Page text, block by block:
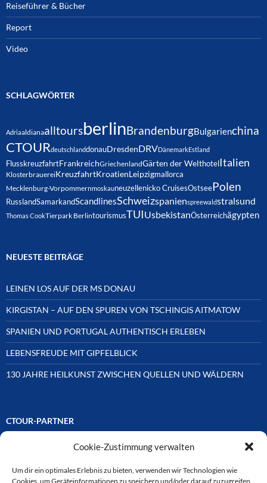
Cookie-Zustimmung verwalten
Um dir ein optimales Erlebnis zu bieten, verwenden wir Technologien wie
Cookies, um Geräteinformationen zu speichern und/oder darauf zuzugreifen.
Reiseführer & Bücher
Report
Video
SCHLAGWÖRTER
AdriaaldianaalltoursberlinBrandenburgBulgarienchina
CTOURdeutschlanddonauDresdenDRVDänemarkEstland
FlusskreuzfahrtFrankreichGriechenlandGärten der Welthotel Italien
KlosterbrauereiKreuzfahrtKroatienLeipzigmallorca
Mecklenburg-Vorpommernmoskauneuzellenicko CruisesOstseePolen
RusslandSamarkandScandlinesSchweizspanienspreewaldstralsund
Thomas CookTierpark BerlintourismusTUIUsbekistanÖsterreichägypten
NEUESTE BEITRÄGE
LEINEN LOS AUF DER MS DONAU
KIRGISTAN – AUF DEN SPUREN VON TSCHINGIS AITMATOW
SPANIEN UND PORTUGAL AUTHENTISCH ERLEBEN
LEBENSFREUDE MIT GIPFELBLICK
130 JAHRE HEILKUNST ZWISCHEN QUELLEN UND WÄLDERN
CTOUR-PARTNER
Unsere Reisejournalisten-Vereinigung ist über Mitglieder und
ausgewählten Partnern der Medien- und Tourismusbranche
verbunden. Hier eine